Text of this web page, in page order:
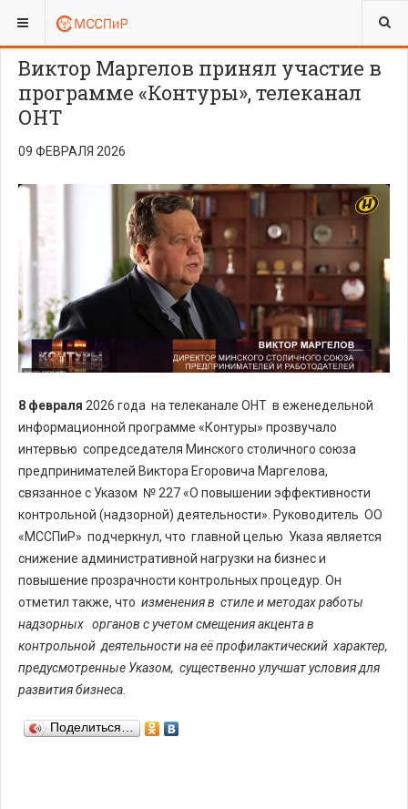
ВЫ ЗДЕСЬ:
Виктор Маргелов принял участие в
программе «Контуры», телеканал
ОНТ
09 ФЕВРАЛЯ 2026
8 февраля 2026 года на телеканале ОНТ в еженедельной
информационной программе «Контуры» прозвучало
интервью сопредседателя Минского столичного союза
предпринимателей Виктора Егоровича Маргелова,
связанное с Указом № 227 «О повышении эффективности
контрольной (надзорной) деятельности». Руководитель ОО
«МССПиР» подчеркнул, что главной целью Указа является
снижение административной нагрузки на бизнес и
повышение прозрачности контрольных процедур. Он
отметил также, что изменения в стиле и методах работы
надзорных органов с учетом смещения акцента в
контрольной деятельности на её профилактический характер,
предусмотренные Указом, существенно улучшат условия для
развития бизнеса.
Поделиться…